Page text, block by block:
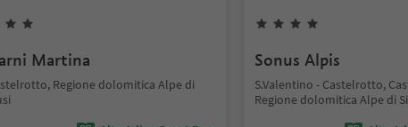
Martina
Regione dolomitica Alpe di
Sonus Alpis
S.Valentino - Castelrotto,
Regione dolomitica Alpe di